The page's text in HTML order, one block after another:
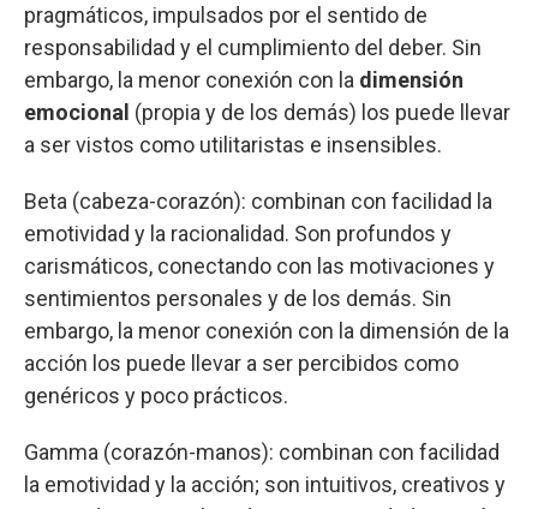
pragmáticos, impulsados por el sentido de
responsabilidad y el cumplimiento del deber. Sin
embargo, la menor conexión con la dimensión
emocional (propia y de los demás) los puede llevar
a ser vistos como utilitaristas e insensibles.
Beta (cabeza-corazón): combinan con facilidad la
emotividad y la racionalidad. Son profundos y
carismáticos, conectando con las motivaciones y
sentimientos personales y de los demás. Sin
embargo, la menor conexión con la dimensión de la
acción los puede llevar a ser percibidos como
genéricos y poco prácticos.
Gamma (corazón-manos): combinan con facilidad
la emotividad y la acción; son intuitivos, creativos y